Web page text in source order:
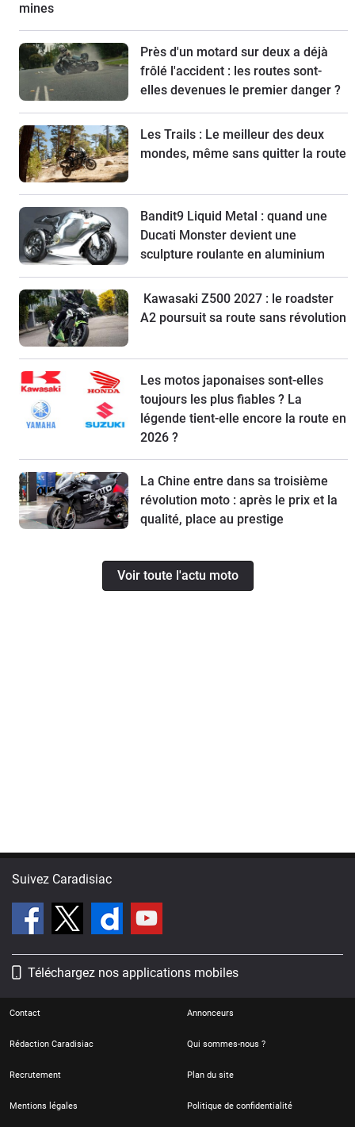
mines
Près d'un motard sur deux a déjà
frôlé l'accident : les routes sont-
elles devenues le premier danger ?
Les Trails : Le meilleur des deux
mondes, même sans quitter la route
Bandit9 Liquid Metal : quand une
Ducati Monster devient une
sculpture roulante en aluminium
Kawasaki Z500 2027 : le roadster
A2 poursuit sa route sans révolution
Les motos japonaises sont-elles
toujours les plus fiables ? La
légende tient-elle encore la route en
2026 ?
La Chine entre dans sa troisième
révolution moto : après le prix et la
qualité, place au prestige
Voir toute l'actu moto
Suivez Caradisiac
Téléchargez nos applications mobiles
Contact Annonceurs
Rédaction Caradisiac Qui sommes-nous ?
Recrutement Plan du site
Mentions légales Politique de confidentialité